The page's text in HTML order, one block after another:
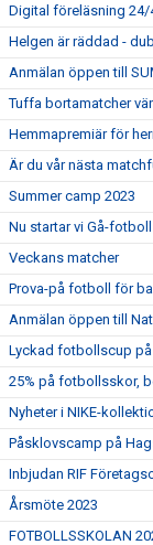
Digital föreläsning
Helgen är räddad -
Anmälan öppen till
Tuffa bortamatcher
Hemmapremiär för
Är du vår nästa
Summer camp 2023
Nu startar vi Gå-
Veckans matcher
Prova-på fotboll för
Anmälan öppen till
Lyckad fotbollscup på
25% på fotbollsskor,
Nyheter i NIKE-
Påsklovscamp på
Inbjudan RIF
Årsmöte 2023
FOTBOLLSSKOLAN